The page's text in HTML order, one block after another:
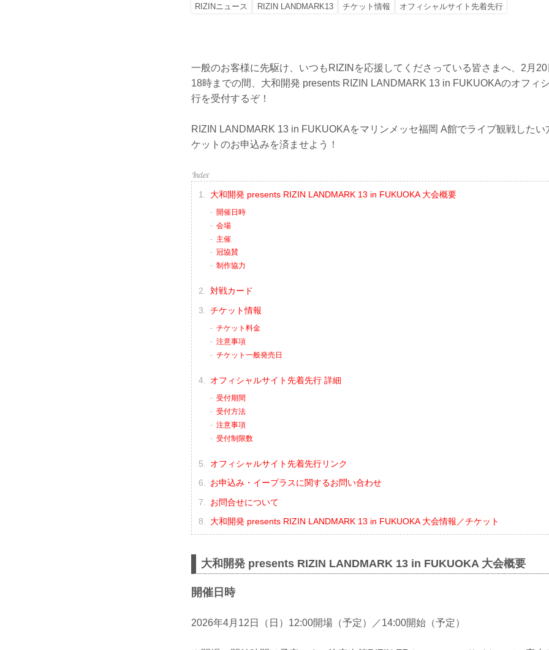
RIZINニュース RIZIN LANDMARK13 チケット情報 オフィシャルサイト先着先行
一般のお客様に先駆け、いつもRIZINを応援してくださっている皆さまへ、2月
18時までの間、大和開発 presents RIZIN LANDMARK 13 in FUKUOKAのオフィ
行を受付するぞ！
RIZIN LANDMARK 13 in FUKUOKAをマリンメッセ福岡 A館でライブ観戦したい
ケットのお申込みを済ませよう！
大和開発 presents RIZIN LANDMARK 13 in FUKUOKA 大会概要
開催日時
会場
主催
冠協賛
制作協力
対戦カード
チケット情報
チケット料金
注意事項
チケット一般発売日
オフィシャルサイト先着先行 詳細
受付期間
受付方法
注意事項
受付制限数
オフィシャルサイト先着先行リンク
お申込み・イープラスに関するお問い合わせ
お問合せについて
大和開発 presents RIZIN LANDMARK 13 in FUKUOKA 大会情報／チケット
大和開発 presents RIZIN LANDMARK 13 in FUKUOKA 大会概要
開催日時
2026年4月12日（日）12:00開場（予定）／14:00開始（予定）